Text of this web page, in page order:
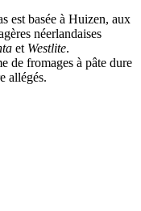
est basée à Huizen, aux
néerlandaises
et Westlite.
de fromages à pâte dure
allégés.